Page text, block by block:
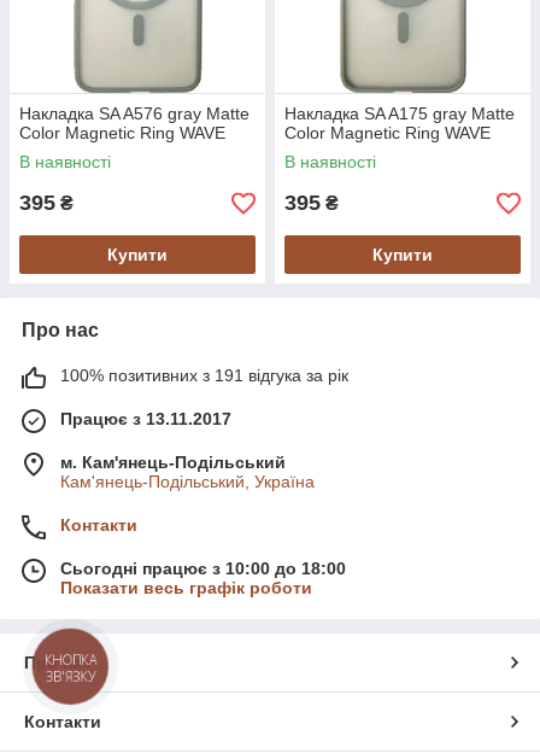
Накладка SA A576 gray Matte
Color Magnetic Ring WAVE
В наявності
395 ₴
Купити
Накладка SA A175 gray Matte
Color Magnetic Ring WAVE
В наявності
395 ₴
Купити
Про нас
100% позитивних з 191 відгука за рік
Працює з 13.11.2017
м. Кам'янець-Подільський
Кам'янець-Подільський, Україна
Контакти
Сьогодні працює з 10:00 до 18:00
Показати весь графік роботи
Про нас
Контакти
КНОПКА
ЗВ'ЯЗКУ